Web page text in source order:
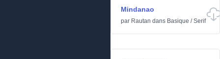
Mindanao
par Rautan dans Basique /Serif